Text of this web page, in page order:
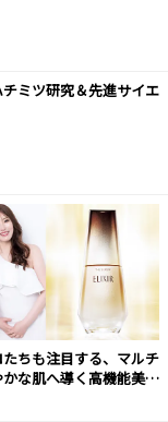
チミツ研究＆先進サイエ
ちも注目する、マルチ
な肌へ導く高機能美容